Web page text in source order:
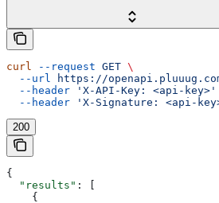
curl --request GET \
  --url
https://
  --header
'X-API-Key: <api-key>'
  --header
'X-Signature: <api-
200
{
  "results"
: [
    {